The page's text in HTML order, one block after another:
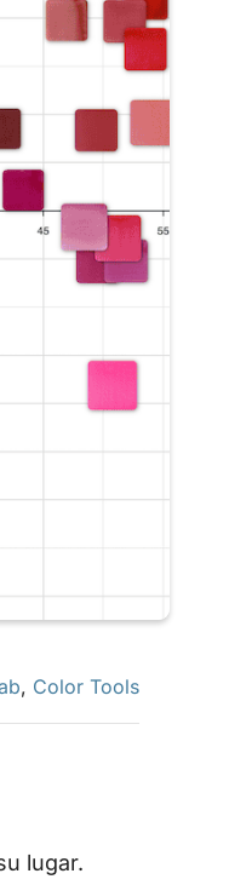
, Color Tools
lugar.